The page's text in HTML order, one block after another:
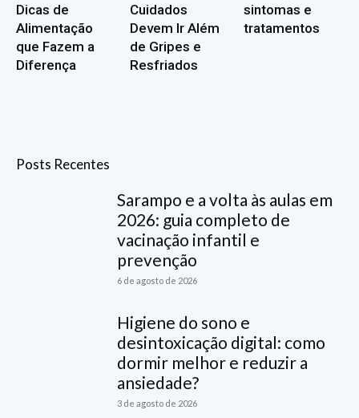
Dicas de
Alimentação
que Fazem a
Diferença
Cuidados
Devem Ir Além
de Gripes e
Resfriados
sintomas e
tratamentos
Posts Recentes
Sarampo e a volta às aulas em
2026: guia completo de
vacinação infantil e
prevenção
6 de agosto de 2026
Higiene do sono e
desintoxicação digital: como
dormir melhor e reduzir a
ansiedade?
3 de agosto de 2026